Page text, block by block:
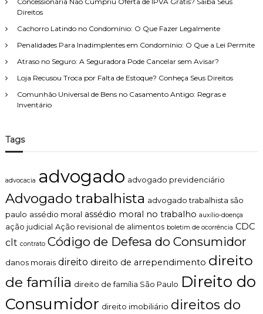
Direitos
Cachorro Latindo no Condomínio: O Que Fazer Legalmente
Penalidades Para Inadimplentes em Condomínio: O Que a Lei Permite
Atraso no Seguro: A Seguradora Pode Cancelar sem Avisar?
Loja Recusou Troca por Falta de Estoque? Conheça Seus Direitos
Comunhão Universal de Bens no Casamento Antigo: Regras e
Inventário
Tags
advocacia advogado advogado previdenciário
Advogado trabalhista advogado trabalhista são
paulo assédio moral assédio moral no trabalho auxílio-doença
ação judicial Ação revisional de alimentos boletim de ocorrência CDC
clt contrato Código de Defesa do Consumidor
danos morais direito direito de arrependimento direito
de família direito de família São Paulo Direito do
Consumidor direito imobiliário direitos do